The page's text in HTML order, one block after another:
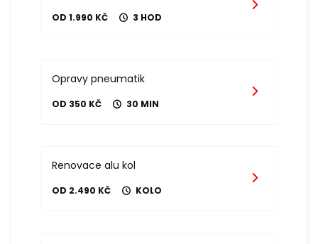
OD 1.990 KČ 3 HOD
Opravy pneumatik
OD 350 KČ 30 MIN
Renovace alu kol
OD 2.490 KČ KOLO